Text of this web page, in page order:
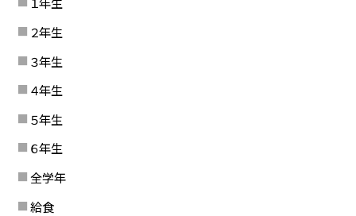
２年生
３年生
４年生
５年生
６年生
全学年
給食